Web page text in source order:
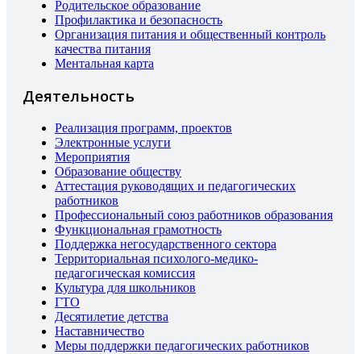
Родительское образование
Профилактика и безопасность
Организация питания и общественный контроль
качества питания
Ментальная карта
Деятельность
Реализация программ, проектов
Электронные услуги
Мероприятия
Образование обществу
Аттестация руководящих и педагогических
работников
Профессиональный союз работников образования
Функциональная грамотность
Поддержка негосударственного сектора
Территориальная психолого-медико-
педагогическая комиссия
Культура для школьников
ГТО
Десятилетие детства
Наставничество
Меры поддержки педагогических работников